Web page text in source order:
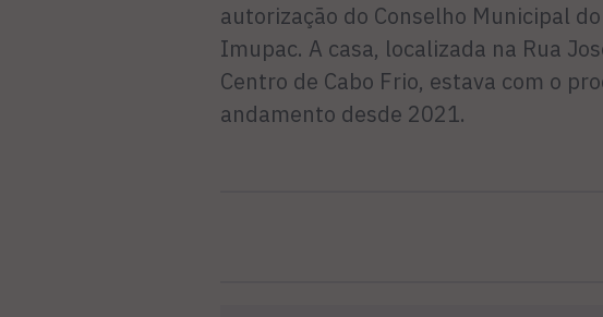
autorização do Conselho Municipal
Imupac. A casa, localizada na Rua
Centro de Cabo Frio, estava com o
andamento desde 2021.